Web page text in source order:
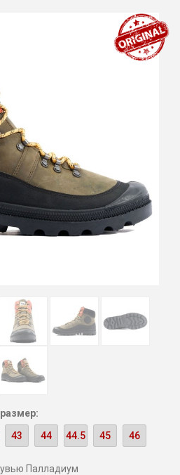
43 44 44.5 45 46
Палладиум